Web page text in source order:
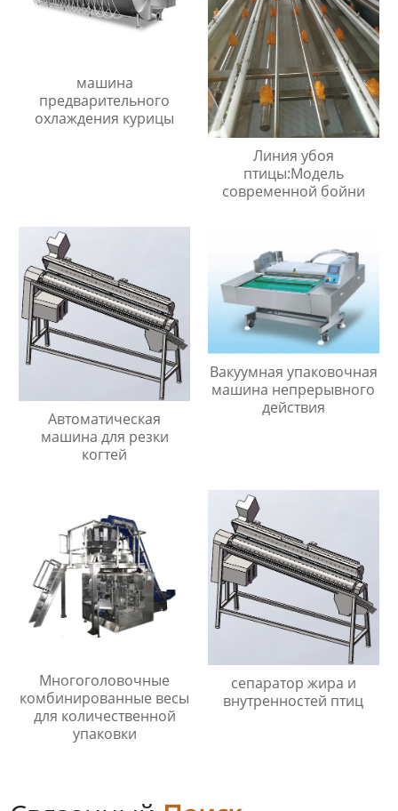
машина
предварительного
охлаждения курицы
Линия убоя
птицы:Модель
современной бойни
Автоматическая
машина для резки
когтей
Вакуумная упаковочная
машина непрерывного
действия
Многоголовочные
комбинированные весы
для количественной
упаковки
сепаратор жира и
внутренностей птиц